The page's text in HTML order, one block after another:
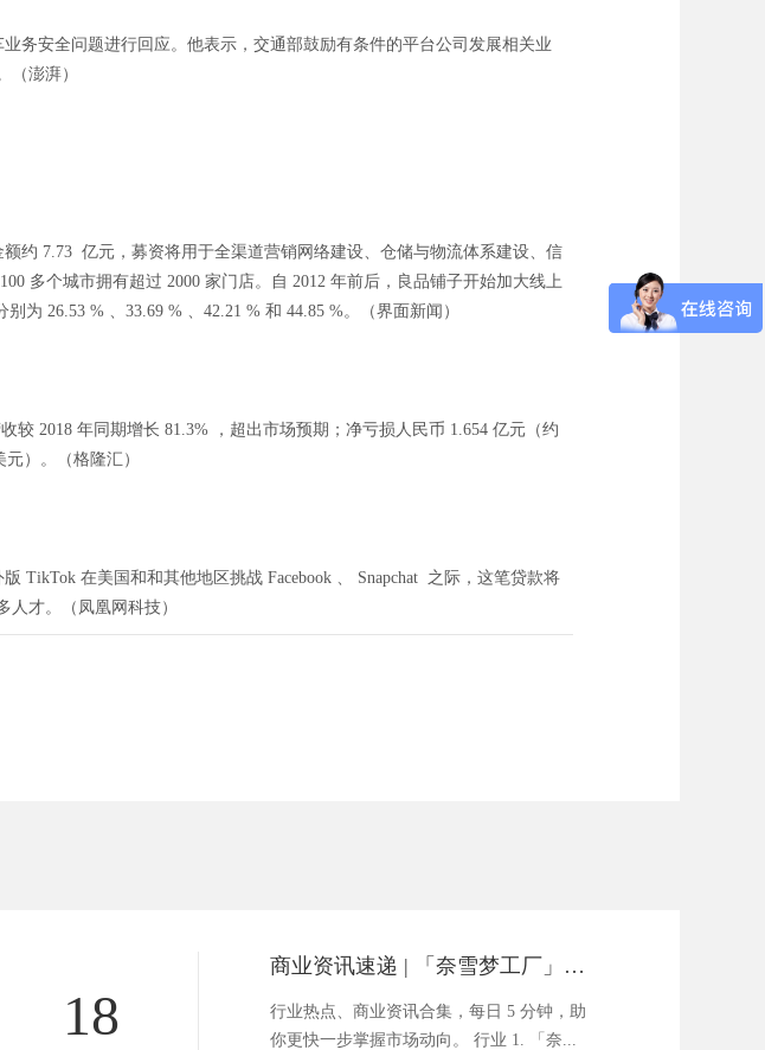
务安全问题进行回应。他表示，交通部鼓励有条件的平台公司发展相关业
澎湃）
约 7.73 亿元，募资将用于全渠道营销网络建设、仓储与物流体系建设、信
多个城市拥有超过 2000 家门店。自 2012 年前后，良品铺子开始加大线上
为 26.53 % 、33.69 % 、42.21 % 和 44.85 %。（界面新闻）
2018 年同期增长 81.3% ，超出市场预期；净亏损人民币 1.654 亿元（约
）。（格隆汇）
TikTok 在美国和和其他地区挑战 Facebook 、 Snapchat 之际，这笔贷款将
才。（凤凰网科技）
18
商业资讯速递 | 「奈雪梦工厂」正式亮相
行业热点、商业资讯合集，每日 5 分钟，助
你更快一步掌握市场动向。 行业 1. 「奈...